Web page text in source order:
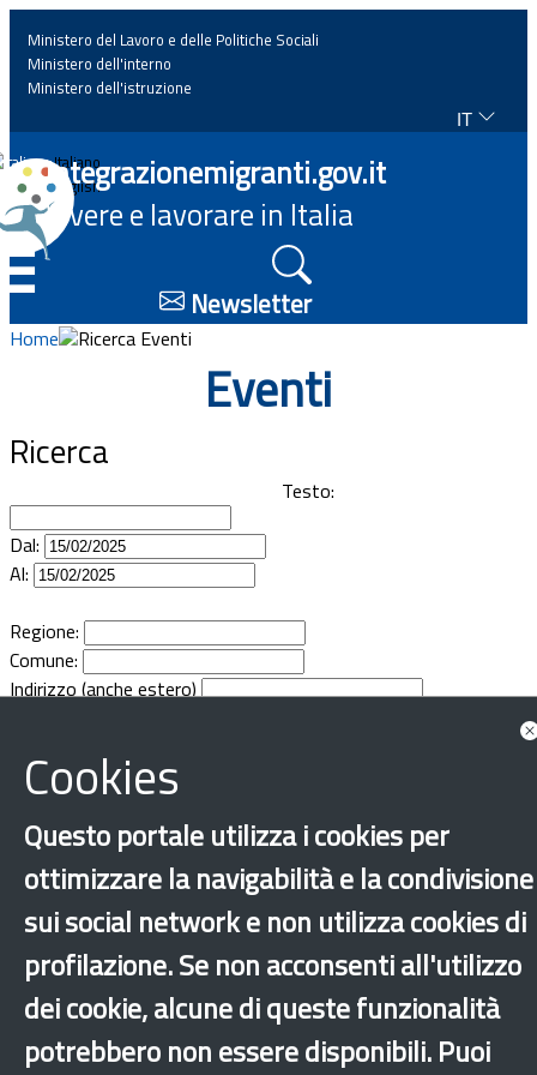
Home
News
Approfondimenti
Progetti
Documenti
Bandi
Guide
Ministero del Lavoro e delle Politiche Sociali
Ministero dell'interno
Ministero dell'istruzione
IT
Italiano
English
Integrazionemigranti.gov.it
Vivere e lavorare in Italia
Newsletter
Home Ricerca Eventi
Eventi
Ricerca
Testo:
Dal:
Al:
Regione:
Comune:
Indirizzo (anche estero)
Cookies
Questo portale utilizza i cookies per
ottimizzare la navigabilità e la condivisione
sui social network e non utilizza cookies di
profilazione. Se non acconsenti all'utilizzo
dei cookie, alcune di queste funzionalità
potrebbero non essere disponibili. Puoi